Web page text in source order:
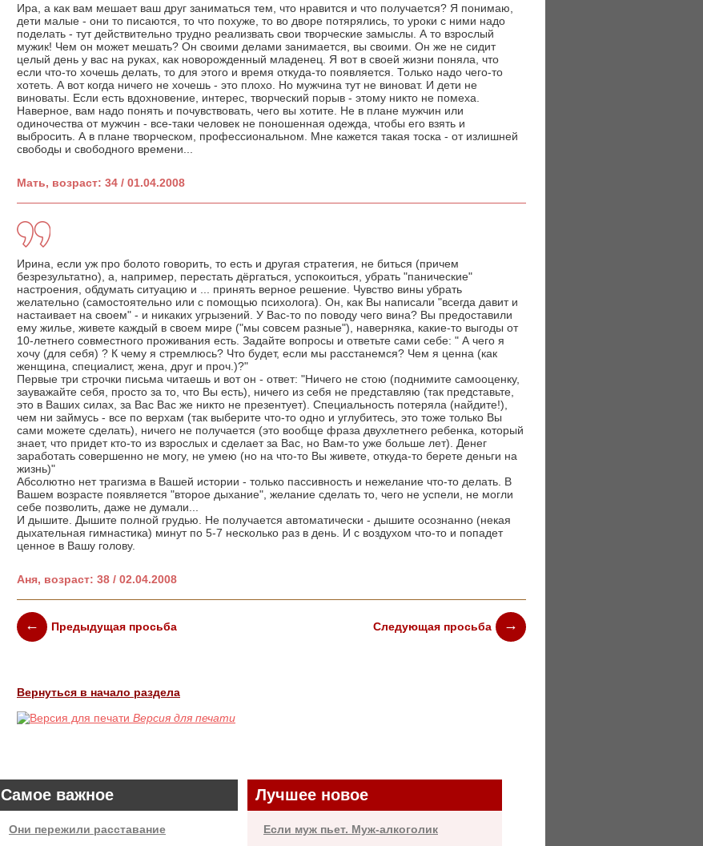
Ира, а как вам мешает ваш друг заниматься тем, что нравится и что получается? Я понимаю,
дети малые - они то писаются, то что похуже, то во дворе потярялись, то уроки с ними надо
поделать - тут действительно трудно реализвать свои творческие замыслы. А то взрослый
мужик! Чем он может мешать? Он своими делами занимается, вы своими. Он же не сидит
целый день у вас на руках, как новорожденный младенец. Я вот в своей жизни поняла, что
если что-то хочешь делать, то для этого и время откуда-то появляется. Только надо чего-то
хотеть. А вот когда ничего не хочешь - это плохо. Но мужчина тут не виноват. И дети не
виноваты. Если есть вдохновение, интерес, творческий порыв - этому никто не помеха.
Наверное, вам надо понять и почувствовать, чего вы хотите. Не в плане мужчин или
одиночества от мужчин - все-таки человек не поношенная одежда, чтобы его взять и
выбросить. А в плане творческом, профессиональном. Мне кажется такая тоска - от излишней
свободы и свободного времени...
Мать, возраст: 34 / 01.04.2008
Ирина, если уж про болото говорить, то есть и другая стратегия, не биться (причем
безрезультатно), а, например, перестать дёргаться, успокоиться, убрать "панические"
настроения, обдумать ситуацию и ... принять верное решение. Чувство вины убрать
желательно (самостоятельно или с помощью психолога). Он, как Вы написали "всегда давит и
настаивает на своем" - и никаких угрызений. У Вас-то по поводу чего вина? Вы предоставили
ему жилье, живете каждый в своем мире ("мы совсем разные"), наверняка, какие-то выгоды от
10-летнего совместного проживания есть. Задайте вопросы и ответьте сами себе: " А чего я
хочу (для себя) ? К чему я стремлюсь? Что будет, если мы расстанемся? Чем я ценна (как
женщина, специалист, жена, друг и проч.)?"
Первые три строчки письма читаешь и вот он - ответ: "Ничего не стою (поднимите самооценку,
зауважайте себя, просто за то, что Вы есть), ничего из себя не представляю (так представьте,
это в Ваших силах, за Вас Вас же никто не презентует). Специальность потеряла (найдите!),
чем ни займусь - все по верхам (так выберите что-то одно и углубитесь, это тоже только Вы
сами можете сделать), ничего не получается (это вообще фраза двухлетнего ребенка, который
знает, что придет кто-то из взрослых и сделает за Вас, но Вам-то уже больше лет). Денег
заработать совершенно не могу, не умею (но на что-то Вы живете, откуда-то берете деньги на
жизнь)"
Абсолютно нет трагизма в Вашей истории - только пассивность и нежелание что-то делать. В
Вашем возрасте появляется "второе дыхание", желание сделать то, чего не успели, не могли
себе позволить, даже не думали...
И дышите. Дышите полной грудью. Не получается автоматически - дышите осознанно (некая
дыхательная гимнастика) минут по 5-7 несколько раз в день. И с воздухом что-то и попадет
ценное в Вашу голову.
Аня, возраст: 38 / 02.04.2008
Предыдущая просьба Следующая просьба
Вернуться в начало раздела
Версия для печати
Самое важное
Они пережили расставание
Лучшее новое
Если муж пьет. Муж-алкоголик